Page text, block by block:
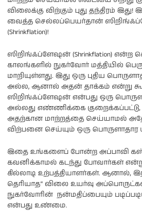
விலைக்கு விற்கும் புது தந்திரம் இது!
வைத்த செல்லப்பெயர்தான்
(Shrinkflation)!
ஸிறிங்ஃப்ளேஷன் (Shrinkflation)
காலங்களில் நுகர்வோர் மத்தியில்
மாறியுள்ளது. இது ஒரு புதிய
அல்ல, ஆனால் அதன் தாக்கம் என்று
ஸிறிங்ஃப்ளேஷன் என்பது ஒரு
அல்லது எண்ணிக்கை
அதற்கான மாற்றத்தை செய்யாமல்
விற்பனை செய்யும் ஒரு பொருளாதார
இதை உங்களைப் போன்ற அப்பாவி
கவனிக்காமல் கடந்து போவார்கள்
கில்லாடி உற்பத்தியாளர்கள். ஆனால்,
தெரியாத” விலை உயர்வு
நுகர்வோரின் நன்மதிப்பையும்
என்பது உண்மை.